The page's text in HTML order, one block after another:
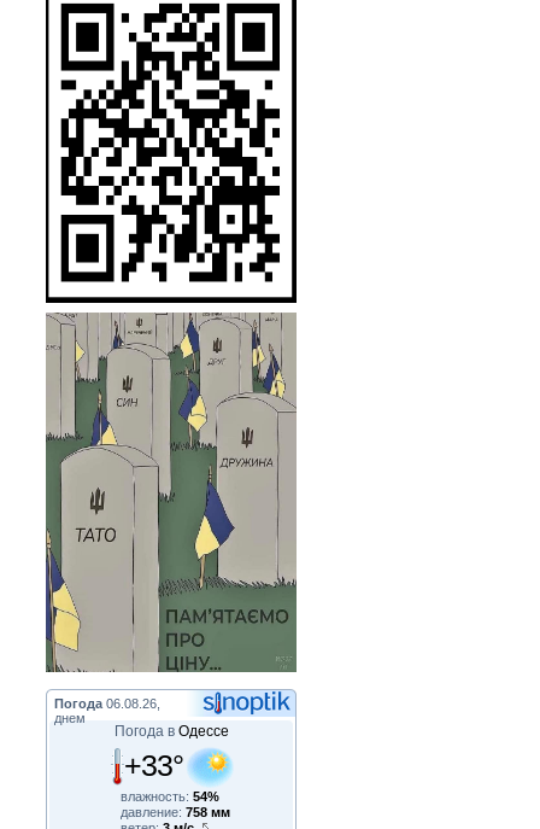
Погода 06.08.26,
днем
Погода в Одессе
+33°
влажность: 54%
давление: 758 мм